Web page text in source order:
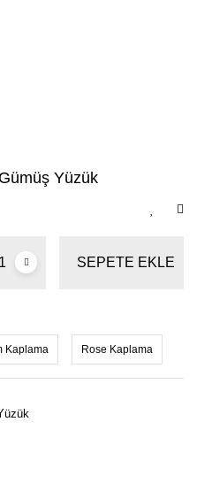
Yüzük
SEPETE EKLE
Kaplama Rose Kaplama